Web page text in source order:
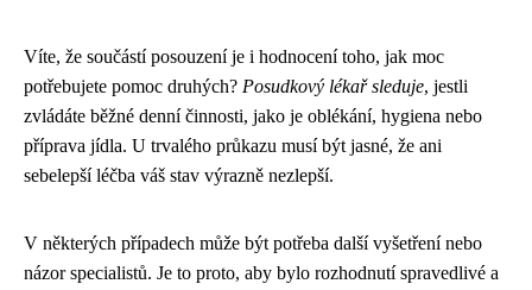
Víte, že součástí posouzení je i hodnocení toho, jak moc
potřebujete pomoc druhých? Posudkový lékař sleduje, jestli
zvládáte běžné denní činnosti, jako je oblékání, hygiena nebo
příprava jídla. U trvalého průkazu musí být jasné, že ani
sebelepší léčba váš stav výrazně nezlepší.
V některých případech může být potřeba další vyšetření nebo
názor specialistů. Je to proto, aby bylo rozhodnutí spravedlivé a